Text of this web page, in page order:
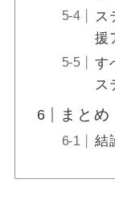
ス
援
す
ス
まとめ
結